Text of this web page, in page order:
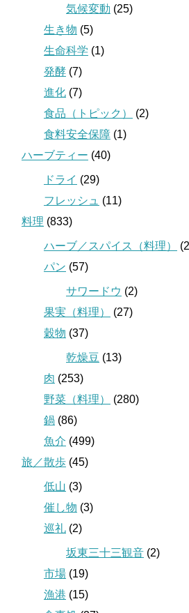
気候変動 (25)
生き物 (5)
生命科学 (1)
発酵 (7)
進化 (7)
食品（トピック）
(2)
食料安全保障 (1)
ハーブティー (40)
ドライ (29)
フレッシュ (11)
料理 (833)
ハーブ／スパイス（料理）
パン (57)
サワードウ (2)
果実（料理）
(27)
穀物 (37)
乾燥豆 (13)
肉 (253)
野菜（料理）
(280)
鍋 (86)
魚介 (499)
旅／散歩 (45)
低山 (3)
催し物 (3)
巡礼 (2)
坂東三十三観音 (2)
市場 (19)
漁港 (15)